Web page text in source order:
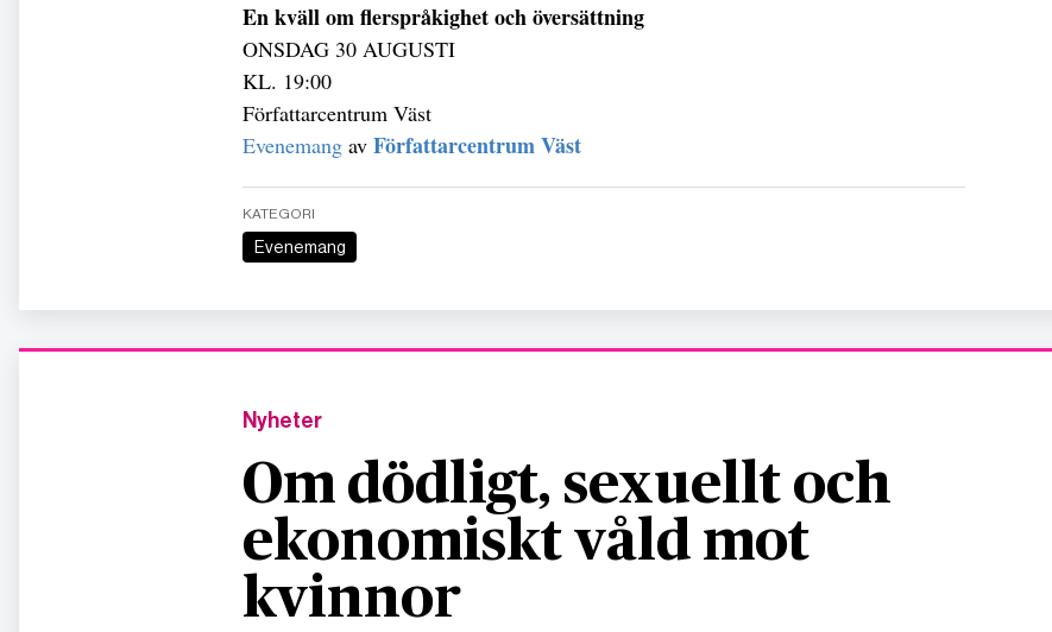
En kväll om flerspråkighet och översättning
ONSDAG 30 AUGUSTI
KL. 19:00
Författarcentrum Väst
Evenemang av Författarcentrum Väst
KATEGORI
Evenemang
Nyheter
Om dödligt, sexuellt och
ekonomiskt våld mot
kvinnor